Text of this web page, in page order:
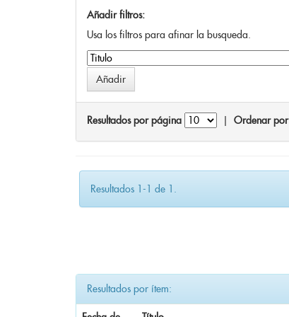
Añadir filtros:
Usa los filtros para afinar la busqueda.
Resultados por página Ordenar por
Resultados 1-1 de 1.
Resultados por ítem: